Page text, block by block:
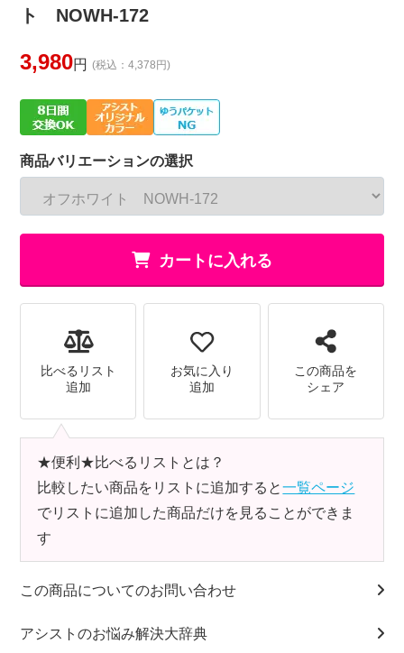
ト NOWH-172
3,980円 (税込：4,378円)
商品バリエーションの選択
カートに入れる
比べるリスト
追加
お気に入り
追加
この商品を
シェア
★便利★比べるリストとは？
比較したい商品をリストに追加すると一覧ページ
でリストに追加した商品だけを見ることができま
す
この商品についてのお問い合わせ
アシストのお悩み解決大辞典